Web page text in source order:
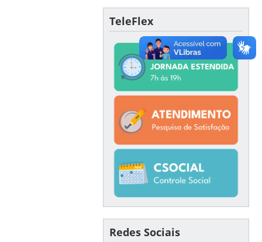
TeleFlex
Redes Sociais